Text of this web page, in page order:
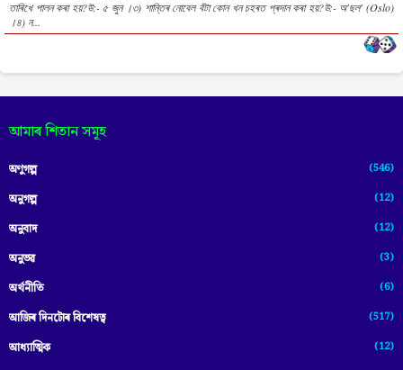
তাৰিখে পালন কৰা হয়?উ:- ৫ জুন ।৩) শান্তিৰ নোবেল বঁটা কোন খন চহৰত প্ৰদান কৰা হয়?উ:- অ'ছল' (Oslo)
।৪) ন...
আমাৰ শিতান সমূহ
অণুগল্প (546)
অনুগল্প (12)
অনুবাদ (12)
অনুভৱ (3)
অৰ্থনীতি (6)
আজিৰ দিনটোৰ বিশেষত্ব (517)
আধ্যাত্মিক (12)